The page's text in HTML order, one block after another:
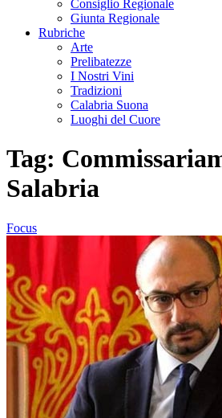
Consiglio Regionale
Giunta Regionale
Rubriche
Arte
Prelibatezze
I Nostri Vini
Tradizioni
Calabria Suona
Luoghi del Cuore
Tag:
Salabria
Focus